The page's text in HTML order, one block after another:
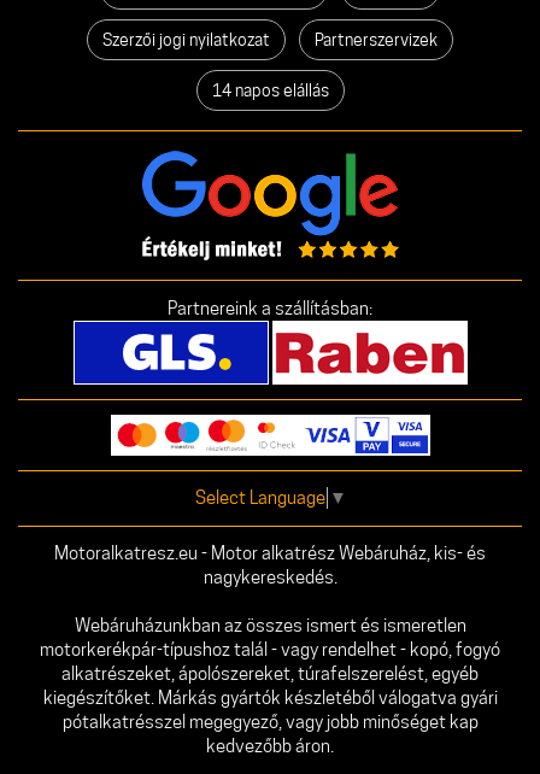
Szerzői jogi nyilatkozat Partnerszervizek
14 napos elállás
Partnereink a szállításban:
Select Language ▼
Motoralkatresz.eu - Motor alkatrész Webáruház, kis- és
nagykereskedés.
Webáruházunkban az összes ismert és ismeretlen
motorkerékpár-típushoz talál - vagy rendelhet - kopó, fogyó
alkatrészeket, ápolószereket, túrafelszerelést, egyéb
kiegészítőket. Márkás gyártók készletéből válogatva gyári
pótalkatrésszel megegyező, vagy jobb minőséget kap
kedvezőbb áron.